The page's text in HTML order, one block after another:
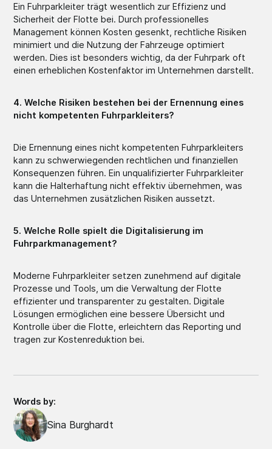
Ein Fuhrparkleiter trägt wesentlich zur Effizienz und
Sicherheit der Flotte bei. Durch professionelles
Management können Kosten gesenkt, rechtliche Risiken
minimiert und die Nutzung der Fahrzeuge optimiert
werden. Dies ist besonders wichtig, da der Fuhrpark oft
einen erheblichen Kostenfaktor im Unternehmen darstellt.
4. Welche Risiken bestehen bei der Ernennung eines
nicht kompetenten Fuhrparkleiters?
Die Ernennung eines nicht kompetenten Fuhrparkleiters
kann zu schwerwiegenden rechtlichen und finanziellen
Konsequenzen führen. Ein unqualifizierter Fuhrparkleiter
kann die Halterhaftung nicht effektiv übernehmen, was
das Unternehmen zusätzlichen Risiken aussetzt.
5. Welche Rolle spielt die Digitalisierung im
Fuhrparkmanagement?
Moderne Fuhrparkleiter setzen zunehmend auf digitale
Prozesse und Tools, um die Verwaltung der Flotte
effizienter und transparenter zu gestalten. Digitale
Lösungen ermöglichen eine bessere Übersicht und
Kontrolle über die Flotte, erleichtern das Reporting und
tragen zur Kostenreduktion bei.
Words by:
Sina Burghardt